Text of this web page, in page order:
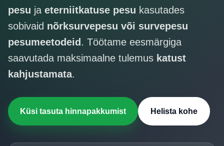
pesu ja eterniitkatuse pesu kasutades
sobivaid nõrksurvepesu või survepesu
pesumeetodeid . Töötame eesmärgiga
saavutada maksimaalne tulemus katust
kahjustamata.
Küsi tasuta hinnapakkumist Helista kohe